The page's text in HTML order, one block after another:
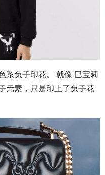
系兔子印花。 就像 巴宝莉
元素，只是印上了兔子花